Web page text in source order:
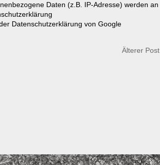
Daten (z.B. IP-Adresse) werden an
Datenschutzerklärung von Google
Älterer Post